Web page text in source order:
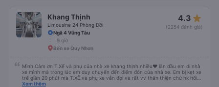
Khang Thịnh
Limousine 24 Phòng Đôi
4.3 star_rate
(2254 đánh giá)
Ngã 4 Vũng Tàu
9 giờ
Bến xe Quy Nhơn
Mình Cảm ơn T.Xế và phụ của nhà xe khang thịnh nhiều❤️ lần đầu em đi nhà
xe mình mà trong lúc em duy chuyển đến điểm đón của nhà xe. Em bị kẹt xe
trể giần 20 phút mà T.XẾ.và phụ xe vẫn đợi và rất vv thân thiện chứ hk hối
mình như những nhà xe khác. Xe mình đi là loại xe 24p đôi . xe có rèm kéo
Xem thêm